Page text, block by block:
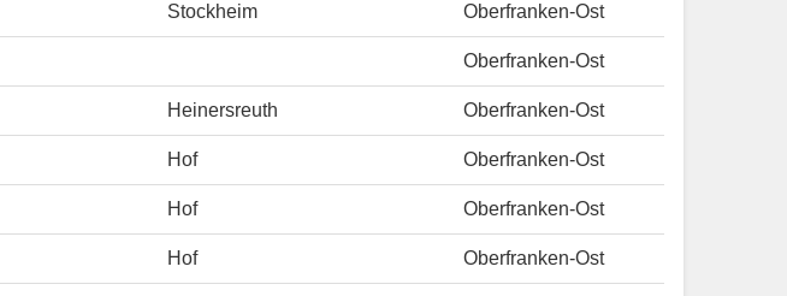
Stockheim Oberfranken-Ost
Oberfranken-Ost
Heinersreuth Oberfranken-Ost
Hof Oberfranken-Ost
Hof Oberfranken-Ost
Hof Oberfranken-Ost